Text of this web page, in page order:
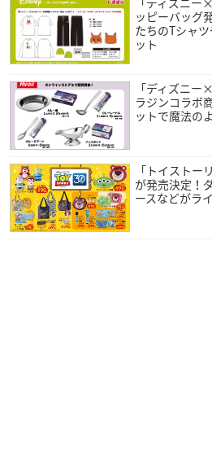
ッピーバッグ
たちのTシャ
ット
「ディズニ
ラジンコラボ
ットで魔法の
「トイスト
が発売決定！
ースなどがラ